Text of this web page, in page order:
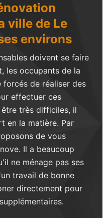
ville de Le
environs
doivent se faire
les occupants de la
de réaliser des
effectuer ces
très difficiles, il
en la matière. Par
de vous
Il a beaucoup
ne ménage pas ses
travail de bonne
directement pour